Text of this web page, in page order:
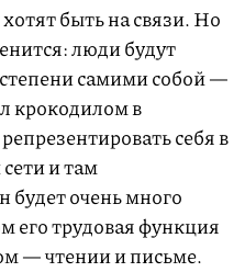
быть на связи. Но
люди будут
самими собой —
крокодилом в
себя в
и там
будет очень много
его трудовая функция
— чтении и письме.